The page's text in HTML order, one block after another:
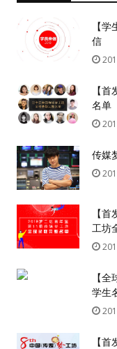
用户名或Email
密码
记住我的登
【
信
【
名单
传媒
【
工坊
【
学生
【